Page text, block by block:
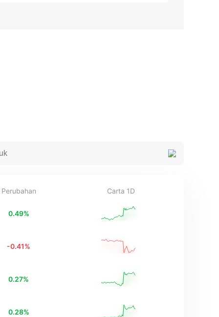
Perubahan Carta 1D
0.49%
-0.41%
0.27%
0.28%